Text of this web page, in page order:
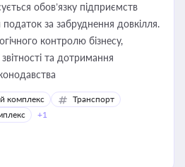
обов’язку підприємств
податок за забруднення довкілля.
контролю бізнесу,
та дотримання
комплекс
Транспорт
+1